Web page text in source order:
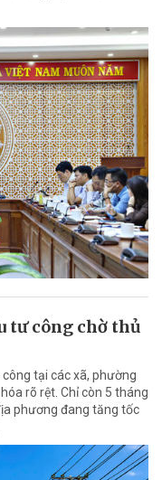
tư công chờ thủ
tại các xã, phường
rõ rệt. Chỉ còn 5 tháng
phương đang tăng tốc